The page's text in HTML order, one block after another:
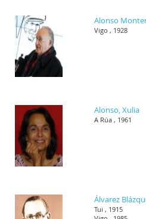
Alonso
Vigo , 1928
Alonso, Xulia
A Rúa , 1961
Álvarez
Tui , 1915